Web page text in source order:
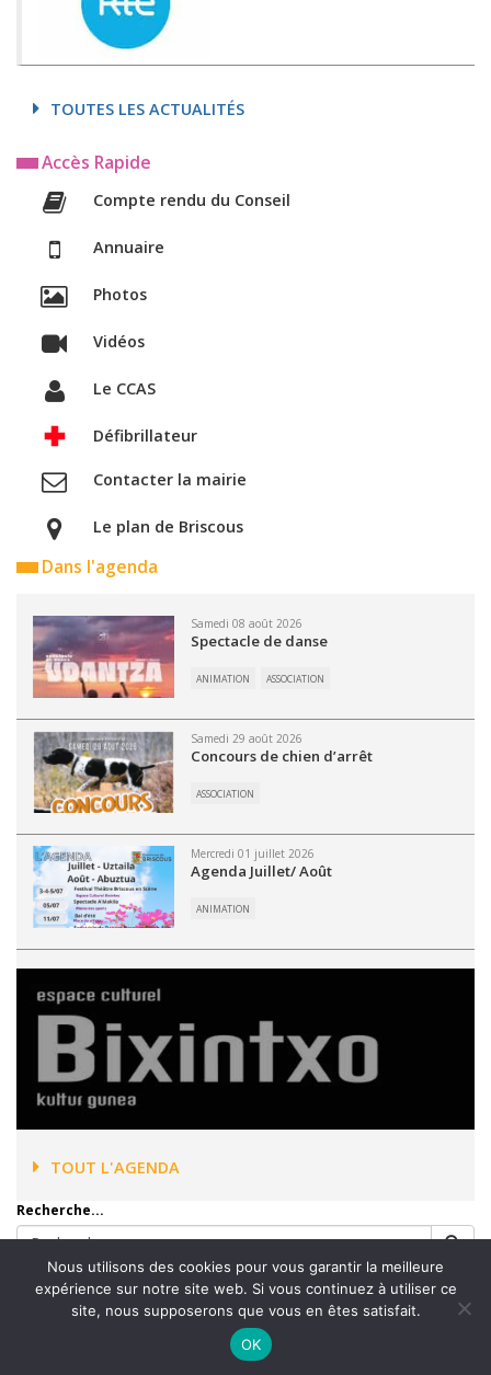
TOUTES LES ACTUALITÉS
Accès Rapide
Compte rendu du Conseil
Annuaire
Photos
Vidéos
Le CCAS
Défibrillateur
Contacter la mairie
Le plan de Briscous
Dans l'agenda
Samedi 08 août 2026
Spectacle de danse
ANIMATION ASSOCIATION
Samedi 29 août 2026
Concours de chien d’arrêt
ASSOCIATION
Mercredi 01 juillet 2026
Agenda Juillet/ Août
ANIMATION
TOUT L'AGENDA
Recherche...
Plan du site
Nous utilisons des cookies pour vous garantir la meilleure
expérience sur notre site web. Si vous continuez à utiliser ce
site, nous supposerons que vous en êtes satisfait.
OK